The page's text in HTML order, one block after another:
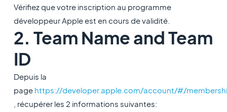
Vérifiez que votre inscription au programme
développeur Apple est en cours de validité.
2. Team Name and Team
ID
Depuis la
page https://developer.apple.com/account/#/
, récupérer les 2 informations suivantes: